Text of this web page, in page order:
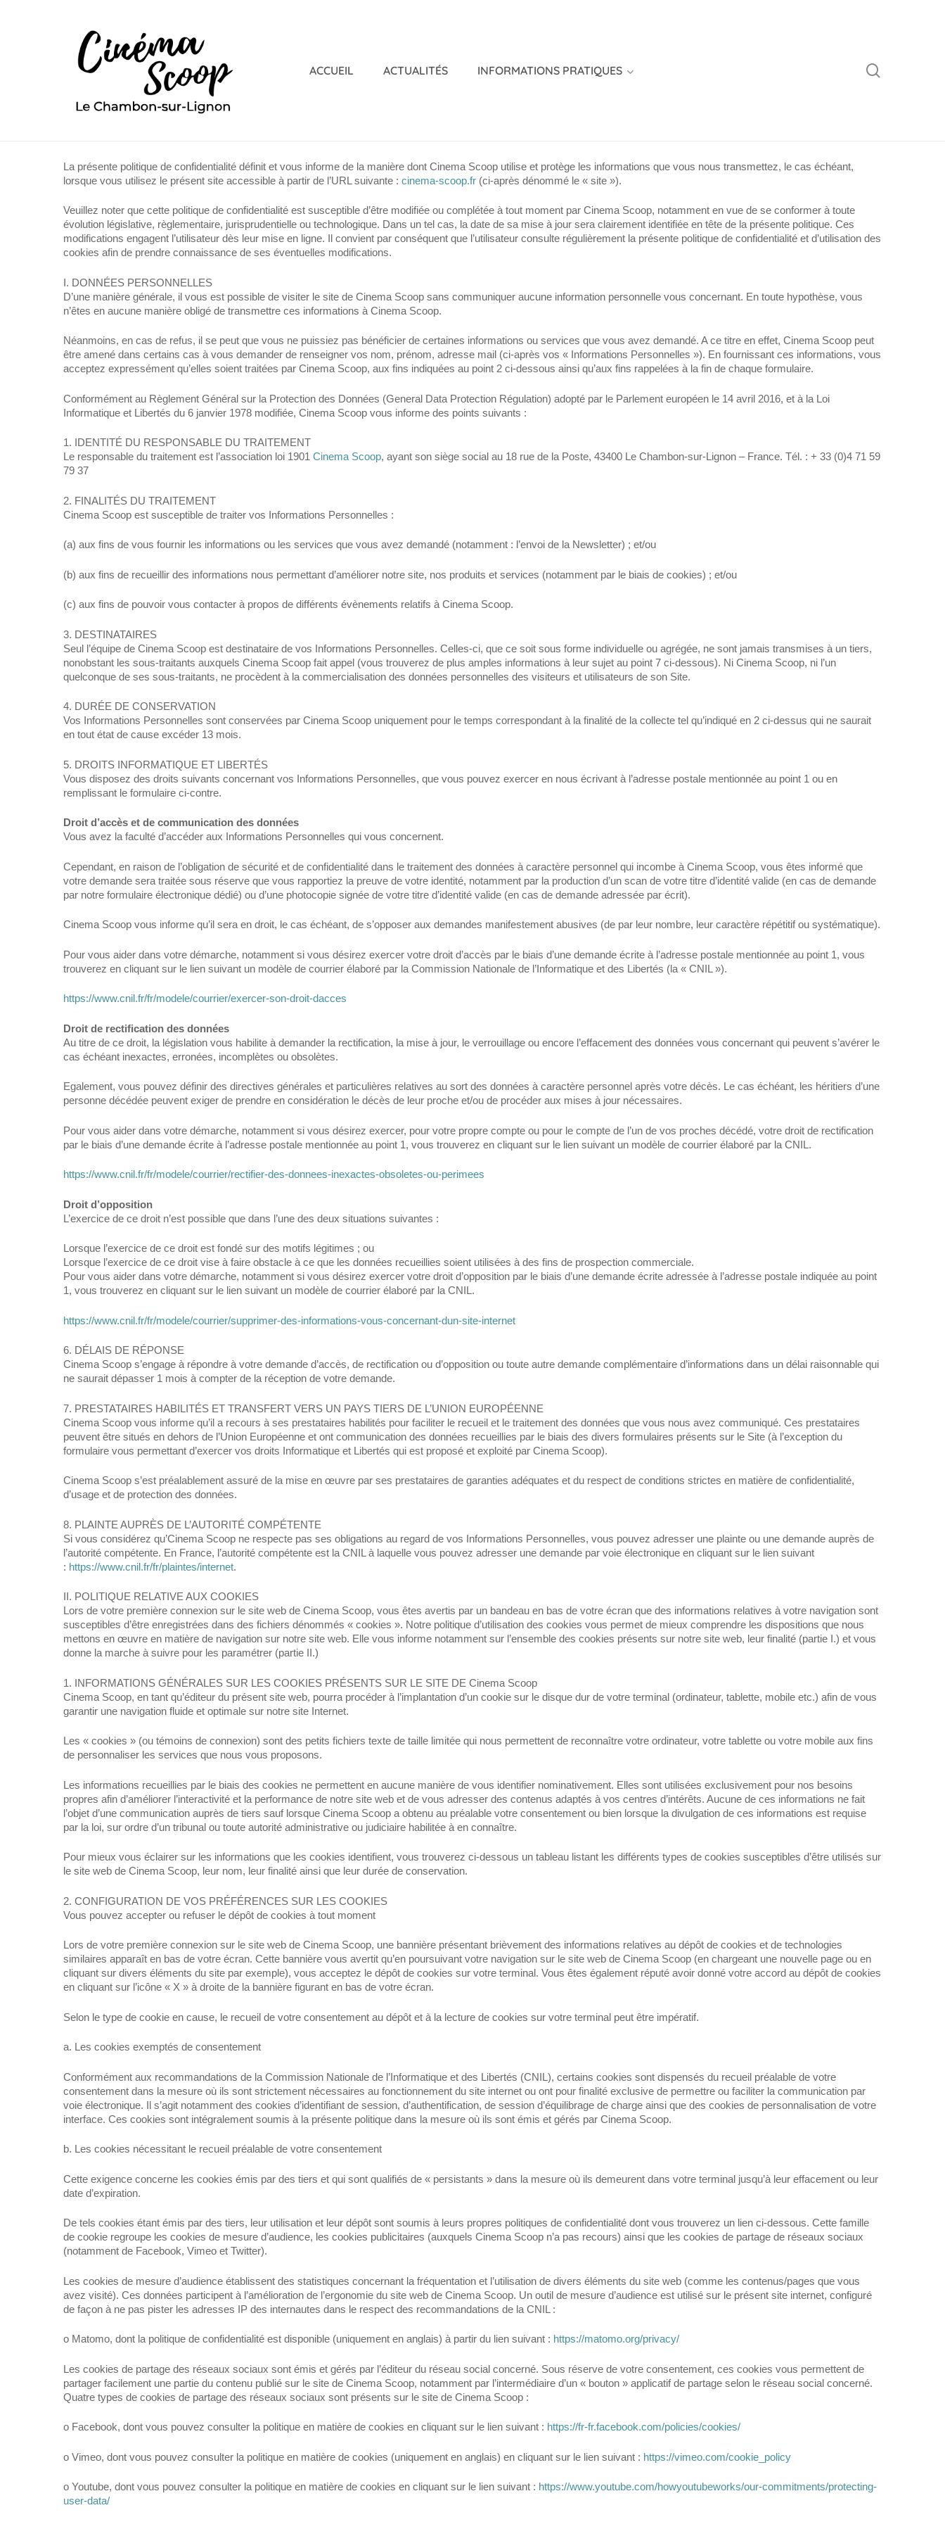
ACCUEIL ACTUALITÉS INFORMATIONS PRATIQUES
La présente politique de confidentialité définit et vous informe de la manière dont Cinema Scoop utilise et protège les informations que vous nous transmettez, le cas échéant,
lorsque vous utilisez le présent site accessible à partir de l’URL suivante :cinema-scoop.fr (ci-après dénommé le « site »).
Veuillez noter que cette politique de confidentialité est susceptible d’être modifiée ou complétée à tout moment par Cinema Scoop, notamment en vue de se conformer à toute
évolution législative, règlementaire, jurisprudentielle ou technologique. Dans un tel cas, la date de sa mise à jour sera clairement identifiée en tête de la présente politique. Ces
modifications engagent l’utilisateur dès leur mise en ligne. Il convient par conséquent que l’utilisateur consulte régulièrement la présente politique de confidentialité et d’utilisation des
cookies afin de prendre connaissance de ses éventuelles modifications.
I. DONNÉES PERSONNELLES
D’une manière générale, il vous est possible de visiter le site de Cinema Scoop sans communiquer aucune information personnelle vous concernant. En toute hypothèse, vous
n’êtes en aucune manière obligé de transmettre ces informations à Cinema Scoop.
Néanmoins, en cas de refus, il se peut que vous ne puissiez pas bénéficier de certaines informations ou services que vous avez demandé. A ce titre en effet, Cinema Scoop peut
être amené dans certains cas à vous demander de renseigner vos nom, prénom, adresse mail (ci-après vos « Informations Personnelles »). En fournissant ces informations, vous
acceptez expressément qu’elles soient traitées par Cinema Scoop, aux fins indiquées au point 2 ci-dessous ainsi qu’aux fins rappelées à la fin de chaque formulaire.
Conformément au Règlement Général sur la Protection des Données (General Data Protection Régulation) adopté par le Parlement européen le 14 avril 2016, et à la Loi
Informatique et Libertés du 6 janvier 1978 modifiée, Cinema Scoop vous informe des points suivants :
1. IDENTITÉ DU RESPONSABLE DU TRAITEMENT
Le responsable du traitement est l’association loi 1901Cinema Scoop, ayant son siège social au 18 rue de la Poste, 43400 Le Chambon-sur-Lignon – France. Tél. : + 33 (0)4 71 59
79 37
2. FINALITÉS DU TRAITEMENT
Cinema Scoop est susceptible de traiter vos Informations Personnelles :
(a) aux fins de vous fournir les informations ou les services que vous avez demandé (notamment : l’envoi de la Newsletter) ; et/ou
(b) aux fins de recueillir des informations nous permettant d’améliorer notre site, nos produits et services (notamment par le biais de cookies) ; et/ou
(c) aux fins de pouvoir vous contacter à propos de différents évènements relatifs à Cinema Scoop.
3. DESTINATAIRES
Seul l’équipe de Cinema Scoop est destinataire de vos Informations Personnelles. Celles-ci, que ce soit sous forme individuelle ou agrégée, ne sont jamais transmises à un tiers,
nonobstant les sous-traitants auxquels Cinema Scoop fait appel (vous trouverez de plus amples informations à leur sujet au point 7 ci-dessous). Ni Cinema Scoop, ni l’un
quelconque de ses sous-traitants, ne procèdent à la commercialisation des données personnelles des visiteurs et utilisateurs de son Site.
4. DURÉE DE CONSERVATION
Vos Informations Personnelles sont conservées par Cinema Scoop uniquement pour le temps correspondant à la finalité de la collecte tel qu’indiqué en 2 ci-dessus qui ne saurait
en tout état de cause excéder 13 mois.
5. DROITS INFORMATIQUE ET LIBERTÉS
Vous disposez des droits suivants concernant vos Informations Personnelles, que vous pouvez exercer en nous écrivant à l’adresse postale mentionnée au point 1 ou en
remplissant le formulaire ci-contre.
Droit d’accès et de communication des données
Vous avez la faculté d’accéder aux Informations Personnelles qui vous concernent.
Cependant, en raison de l’obligation de sécurité et de confidentialité dans le traitement des données à caractère personnel qui incombe à Cinema Scoop, vous êtes informé que
votre demande sera traitée sous réserve que vous rapportiez la preuve de votre identité, notamment par la production d’un scan de votre titre d’identité valide (en cas de demande
par notre formulaire électronique dédié) ou d’une photocopie signée de votre titre d’identité valide (en cas de demande adressée par écrit).
Cinema Scoop vous informe qu’il sera en droit, le cas échéant, de s’opposer aux demandes manifestement abusives (de par leur nombre, leur caractère répétitif ou systématique).
Pour vous aider dans votre démarche, notamment si vous désirez exercer votre droit d’accès par le biais d’une demande écrite à l’adresse postale mentionnée au point 1, vous
trouverez en cliquant sur le lien suivant un modèle de courrier élaboré par la Commission Nationale de l’Informatique et des Libertés (la « CNIL »).
https://www.cnil.fr/fr/modele/courrier/exercer-son-droit-dacces
Droit de rectification des données
Au titre de ce droit, la législation vous habilite à demander la rectification, la mise à jour, le verrouillage ou encore l’effacement des données vous concernant qui peuvent s’avérer le
cas échéant inexactes, erronées, incomplètes ou obsolètes.
Egalement, vous pouvez définir des directives générales et particulières relatives au sort des données à caractère personnel après votre décès. Le cas échéant, les héritiers d’une
personne décédée peuvent exiger de prendre en considération le décès de leur proche et/ou de procéder aux mises à jour nécessaires.
Pour vous aider dans votre démarche, notamment si vous désirez exercer, pour votre propre compte ou pour le compte de l’un de vos proches décédé, votre droit de rectification
par le biais d’une demande écrite à l’adresse postale mentionnée au point 1, vous trouverez en cliquant sur le lien suivant un modèle de courrier élaboré par la CNIL.
https://www.cnil.fr/fr/modele/courrier/rectifier-des-donnees-inexactes-obsoletes-ou-perimees
Droit d’opposition
L’exercice de ce droit n’est possible que dans l’une des deux situations suivantes :
Lorsque l’exercice de ce droit est fondé sur des motifs légitimes ; ou
Lorsque l’exercice de ce droit vise à faire obstacle à ce que les données recueillies soient utilisées à des fins de prospection commerciale.
Pour vous aider dans votre démarche, notamment si vous désirez exercer votre droit d’opposition par le biais d’une demande écrite adressée à l’adresse postale indiquée au point
1, vous trouverez en cliquant sur le lien suivant un modèle de courrier élaboré par la CNIL.
https://www.cnil.fr/fr/modele/courrier/supprimer-des-informations-vous-concernant-dun-site-internet
6. DÉLAIS DE RÉPONSE
Cinema Scoop s’engage à répondre à votre demande d’accès, de rectification ou d’opposition ou toute autre demande complémentaire d’informations dans un délai raisonnable qui
ne saurait dépasser 1 mois à compter de la réception de votre demande.
7. PRESTATAIRES HABILITÉS ET TRANSFERT VERS UN PAYS TIERS DE L’UNION EUROPÉENNE
Cinema Scoop vous informe qu’il a recours à ses prestataires habilités pour faciliter le recueil et le traitement des données que vous nous avez communiqué. Ces prestataires
peuvent être situés en dehors de l’Union Européenne et ont communication des données recueillies par le biais des divers formulaires présents sur le Site (à l’exception du
formulaire vous permettant d’exercer vos droits Informatique et Libertés qui est proposé et exploité par Cinema Scoop).
Cinema Scoop s’est préalablement assuré de la mise en œuvre par ses prestataires de garanties adéquates et du respect de conditions strictes en matière de confidentialité,
d’usage et de protection des données.
8. PLAINTE AUPRÈS DE L’AUTORITÉ COMPÉTENTE
Si vous considérez qu’Cinema Scoop ne respecte pas ses obligations au regard de vos Informations Personnelles, vous pouvez adresser une plainte ou une demande auprès de
l’autorité compétente. En France, l’autorité compétente est la CNIL à laquelle vous pouvez adresser une demande par voie électronique en cliquant sur le lien suivant
: https://www.cnil.fr/fr/plaintes/internet.
II. POLITIQUE RELATIVE AUX COOKIES
Lors de votre première connexion sur le site web de Cinema Scoop, vous êtes avertis par un bandeau en bas de votre écran que des informations relatives à votre navigation sont
susceptibles d’être enregistrées dans des fichiers dénommés « cookies ». Notre politique d’utilisation des cookies vous permet de mieux comprendre les dispositions que nous
mettons en œuvre en matière de navigation sur notre site web. Elle vous informe notamment sur l’ensemble des cookies présents sur notre site web, leur finalité (partie I.) et vous
donne la marche à suivre pour les paramétrer (partie II.)
1. INFORMATIONS GÉNÉRALES SUR LES COOKIES PRÉSENTS SUR LE SITE DE Cinema Scoop
Cinema Scoop, en tant qu’éditeur du présent site web, pourra procéder à l’implantation d’un cookie sur le disque dur de votre terminal (ordinateur, tablette, mobile etc.) afin de vous
garantir une navigation fluide et optimale sur notre site Internet.
Les « cookies » (ou témoins de connexion) sont des petits fichiers texte de taille limitée qui nous permettent de reconnaître votre ordinateur, votre tablette ou votre mobile aux fins
de personnaliser les services que nous vous proposons.
Les informations recueillies par le biais des cookies ne permettent en aucune manière de vous identifier nominativement. Elles sont utilisées exclusivement pour nos besoins
propres afin d’améliorer l’interactivité et la performance de notre site web et de vous adresser des contenus adaptés à vos centres d’intérêts. Aucune de ces informations ne fait
l’objet d’une communication auprès de tiers sauf lorsque Cinema Scoop a obtenu au préalable votre consentement ou bien lorsque la divulgation de ces informations est requise
par la loi, sur ordre d’un tribunal ou toute autorité administrative ou judiciaire habilitée à en connaître.
Pour mieux vous éclairer sur les informations que les cookies identifient, vous trouverez ci-dessous un tableau listant les différents types de cookies susceptibles d’être utilisés sur
le site web de Cinema Scoop, leur nom, leur finalité ainsi que leur durée de conservation.
2. CONFIGURATION DE VOS PRÉFÉRENCES SUR LES COOKIES
Vous pouvez accepter ou refuser le dépôt de cookies à tout moment
Lors de votre première connexion sur le site web de Cinema Scoop, une bannière présentant brièvement des informations relatives au dépôt de cookies et de technologies
similaires apparaît en bas de votre écran. Cette bannière vous avertit qu’en poursuivant votre navigation sur le site web de Cinema Scoop (en chargeant une nouvelle page ou en
cliquant sur divers éléments du site par exemple), vous acceptez le dépôt de cookies sur votre terminal. Vous êtes également réputé avoir donné votre accord au dépôt de cookies
en cliquant sur l’icône « X » à droite de la bannière figurant en bas de votre écran.
Selon le type de cookie en cause, le recueil de votre consentement au dépôt et à la lecture de cookies sur votre terminal peut être impératif.
a. Les cookies exemptés de consentement
Conformément aux recommandations de la Commission Nationale de l’Informatique et des Libertés (CNIL), certains cookies sont dispensés du recueil préalable de votre
consentement dans la mesure où ils sont strictement nécessaires au fonctionnement du site internet ou ont pour finalité exclusive de permettre ou faciliter la communication par
voie électronique. Il s’agit notamment des cookies d’identifiant de session, d’authentification, de session d’équilibrage de charge ainsi que des cookies de personnalisation de votre
interface. Ces cookies sont intégralement soumis à la présente politique dans la mesure où ils sont émis et gérés par Cinema Scoop.
b. Les cookies nécessitant le recueil préalable de votre consentement
Cette exigence concerne les cookies émis par des tiers et qui sont qualifiés de « persistants » dans la mesure où ils demeurent dans votre terminal jusqu’à leur effacement ou leur
date d’expiration.
De tels cookies étant émis par des tiers, leur utilisation et leur dépôt sont soumis à leurs propres politiques de confidentialité dont vous trouverez un lien ci-dessous. Cette famille
de cookie regroupe les cookies de mesure d’audience, les cookies publicitaires (auxquels Cinema Scoop n’a pas recours) ainsi que les cookies de partage de réseaux sociaux
(notamment de Facebook, Vimeo et Twitter).
Les cookies de mesure d’audience établissent des statistiques concernant la fréquentation et l’utilisation de divers éléments du site web (comme les contenus/pages que vous
avez visité). Ces données participent à l’amélioration de l’ergonomie du site web de Cinema Scoop. Un outil de mesure d’audience est utilisé sur le présent site internet, configuré
de façon à ne pas pister les adresses IP des internautes dans le respect des recommandations de la CNIL :
o Matomo, dont la politique de confidentialité est disponible (uniquement en anglais) à partir du lien suivant : https://matomo.org/privacy/
Les cookies de partage des réseaux sociaux sont émis et gérés par l’éditeur du réseau social concerné. Sous réserve de votre consentement, ces cookies vous permettent de
partager facilement une partie du contenu publié sur le site de Cinema Scoop, notamment par l’intermédiaire d’un « bouton » applicatif de partage selon le réseau social concerné.
Quatre types de cookies de partage des réseaux sociaux sont présents sur le site de Cinema Scoop :
o Facebook, dont vous pouvez consulter la politique en matière de cookies en cliquant sur le lien suivant : https://fr-fr.facebook.com/policies/cookies/
o Vimeo, dont vous pouvez consulter la politique en matière de cookies (uniquement en anglais) en cliquant sur le lien suivant : https://vimeo.com/cookie_policy
o Youtube, dont vous pouvez consulter la politique en matière de cookies en cliquant sur le lien suivant : https://www.youtube.com/howyoutubeworks/our-commitments/protecting-
user-data/